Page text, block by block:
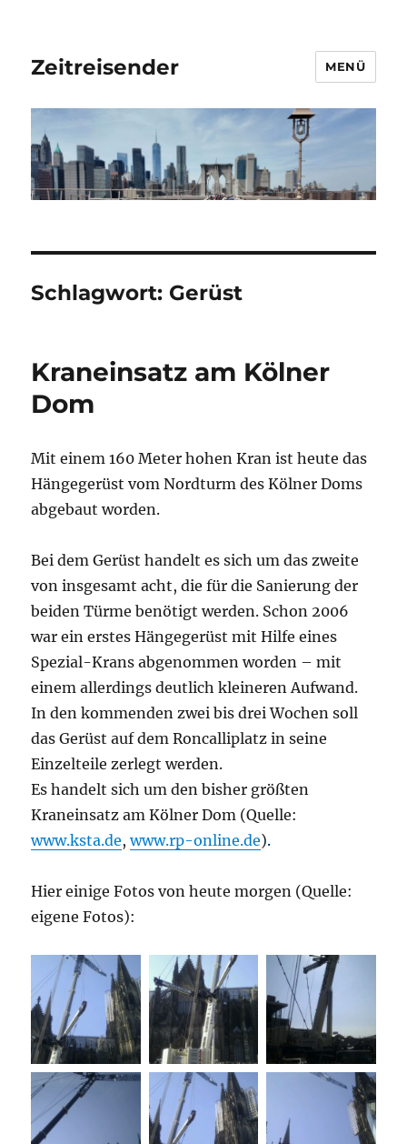
Zeitreisender MENÜ
Schlagwort: Gerüst
Kraneinsatz am Kölner
Dom
Mit einem 160 Meter hohen Kran ist heute das
Hängegerüst vom Nordturm des Kölner Doms
abgebaut worden.
Bei dem Gerüst handelt es sich um das zweite
von insgesamt acht, die für die Sanierung der
beiden Türme benötigt werden. Schon 2006
war ein erstes Hängegerüst mit Hilfe eines
Spezial-Krans abgenommen worden – mit
einem allerdings deutlich kleineren Aufwand.
In den kommenden zwei bis drei Wochen soll
das Gerüst auf dem Roncalliplatz in seine
Einzelteile zerlegt werden.
Es handelt sich um den bisher größten
Kraneinsatz am Kölner Dom (Quelle:
www.ksta.de,www.rp-online.de).
Hier einige Fotos von heute morgen (Quelle:
eigene Fotos):